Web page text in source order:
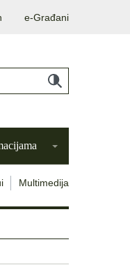
e-Građani
Multimedija